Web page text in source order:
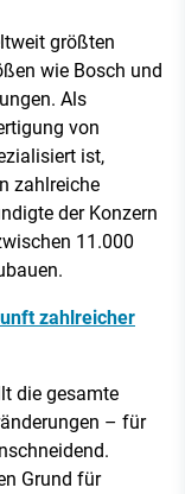
größten
wie Bosch und
Als
von
ist,
zahlreiche
der Konzern
11.000
zahlreicher
die gesamte
– für
Grund für